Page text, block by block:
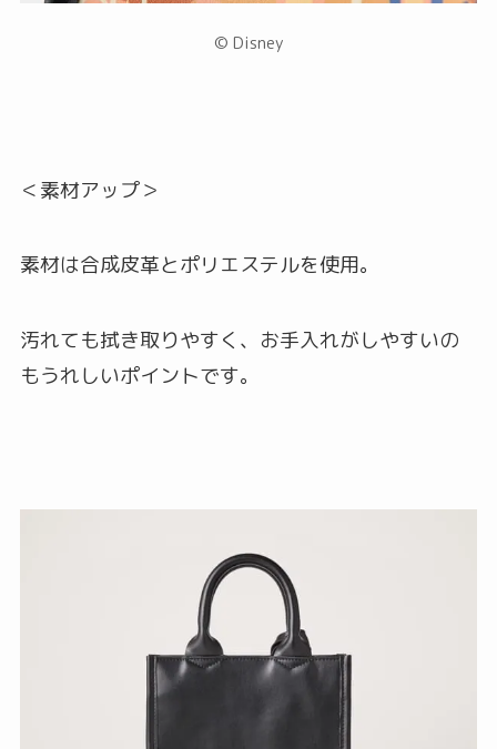
© Disney
＜素材アップ＞
素材は合成皮革とポリエステルを使用。
汚れても拭き取りやすく、お手入れがしやすいの
もうれしいポイントです。